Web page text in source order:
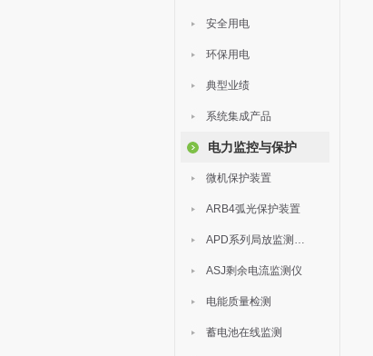
安全用电
环保用电
典型业绩
系统集成产品
电力监控与保护
微机保护装置
ARB4弧光保护装置
APD系列局放监测装置
ASJ剩余电流监测仪
电能质量检测
蓄电池在线监测